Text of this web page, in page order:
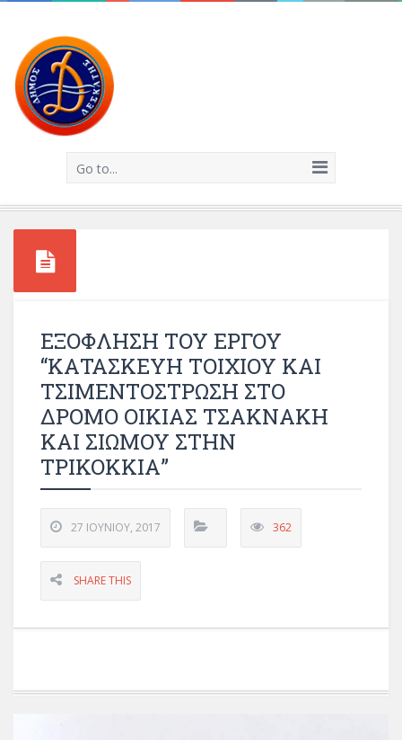
Go to...
ΕΞΟΦΛΗΣΗ ΤΟΥ ΕΡΓΟΥ
“ΚΑΤΑΣΚΕΥΗ ΤΟΙΧΙΟΥ ΚΑΙ
ΤΣΙΜΕΝΤΟΣΤΡΩΣΗ ΣΤΟ
ΔΡΟΜΟ ΟΙΚΙΑΣ ΤΣΑΚΝΑΚΗ
ΚΑΙ ΣΙΩΜΟΥ ΣΤΗΝ
ΤΡΙΚΟΚΚΙΑ”
27 ΙΟΥΝΊΟΥ, 2017 362
SHARE THIS